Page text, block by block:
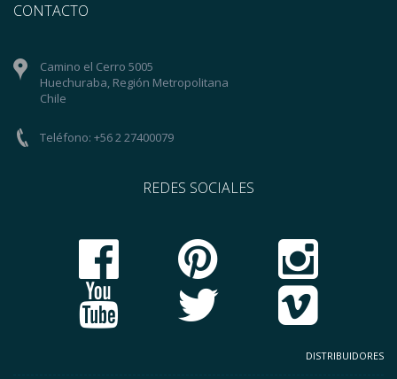
CONTACTO
Camino el Cerro 5005
Huechuraba, Región Metropolitana
Chile
Teléfono: +56 2 27400079
REDES SOCIALES
DISTRIBUIDORES